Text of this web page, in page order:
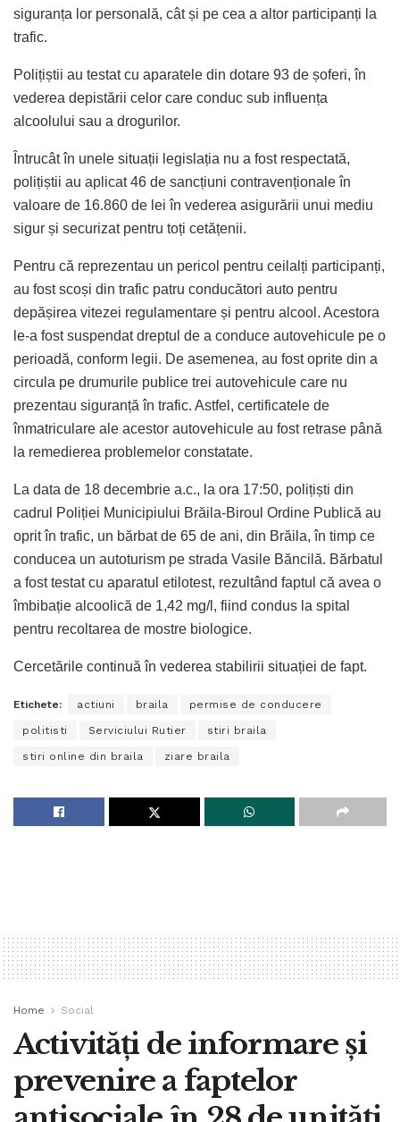
siguranța lor personală, cât și pe cea a altor participanți la
trafic.
Polițiștii au testat cu aparatele din dotare 93 de șoferi, în
vederea depistării celor care conduc sub influența
alcoolului sau a drogurilor.
Întrucât în unele situații legislația nu a fost respectată,
polițiștii au aplicat 46 de sancțiuni contravenționale în
valoare de 16.860 de lei în vederea asigurării unui mediu
sigur și securizat pentru toți cetățenii.
Pentru că reprezentau un pericol pentru ceilalți participanți,
au fost scoși din trafic patru conducători auto pentru
depășirea vitezei regulamentare și pentru alcool. Acestora
le-a fost suspendat dreptul de a conduce autovehicule pe o
perioadă, conform legii. De asemenea, au fost oprite din a
circula pe drumurile publice trei autovehicule care nu
prezentau siguranță în trafic. Astfel, certificatele de
înmatriculare ale acestor autovehicule au fost retrase până
la remedierea problemelor constatate.
La data de 18 decembrie a.c., la ora 17:50, polițiști din
cadrul Poliției Municipiului Brăila-Biroul Ordine Publică au
oprit în trafic, un bărbat de 65 de ani, din Brăila, în timp ce
conducea un autoturism pe strada Vasile Băncilă. Bărbatul
a fost testat cu aparatul etilotest, rezultând faptul că avea o
îmbibație alcoolică de 1,42 mg/l, fiind condus la spital
pentru recoltarea de mostre biologice.
Cercetările continuă în vederea stabilirii situației de fapt.
Etichete: actiuni braila permise de conducere
politisti Serviciului Rutier stiri braila
stiri online din braila ziare braila
Home Social
Activități de informare și
prevenire a faptelor